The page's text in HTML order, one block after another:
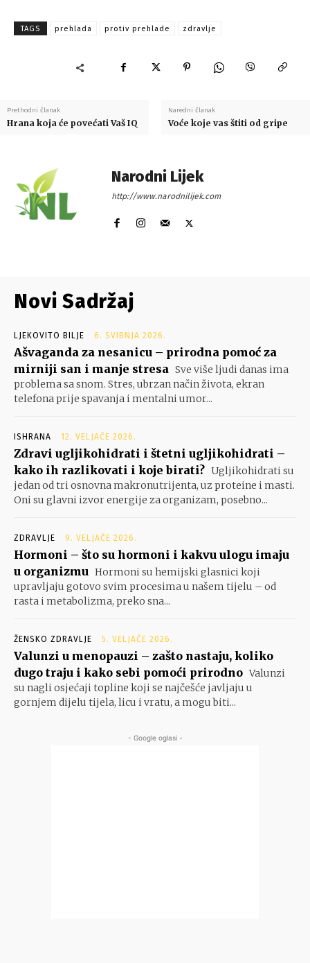
TAGS prehlada protiv prehlade zdravlje
Prethodni članak
Hrana koja će povećati Vaš IQ
Naredni članak
Voće koje vas štiti od gripe
Narodni Lijek
http://www.narodnilijek.com
Novi Sadržaj
LJEKOVITO BILJE 6. SVIBNJA 2026.
Ašvaganda za nesanicu – prirodna pomoć za
mirniji san i manje stresa Sve više ljudi danas ima
problema sa snom. Stres, ubrzan način života, ekran
telefona prije spavanja i mentalni umor...
ISHRANA 12. VELJAČE 2026.
Zdravi ugljikohidrati i štetni ugljikohidrati –
kako ih razlikovati i koje birati? Ugljikohidrati su
jedan od tri osnovna makronutrijenta, uz proteine i masti.
Oni su glavni izvor energije za organizam, posebno...
ZDRAVLJE 9. VELJAČE 2026.
Hormoni – što su hormoni i kakvu ulogu imaju
u organizmu Hormoni su hemijski glasnici koji
upravljaju gotovo svim procesima u našem tijelu – od
rasta i metabolizma, preko sna...
ŽENSKO ZDRAVLJE 5. VELJAČE 2026.
Valunzi u menopauzi – zašto nastaju, koliko
dugo traju i kako sebi pomoći prirodno Valunzi
su nagli osjećaji topline koji se najčešće javljaju u
gornjem dijelu tijela, licu i vratu, a mogu biti...
- Google oglasi -